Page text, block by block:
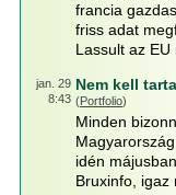
francia
friss adat
Lassult az EU
jan. 29
8:43
Nem kell
(Portfolio)
Minden
idén
Bruxinfo, igaz